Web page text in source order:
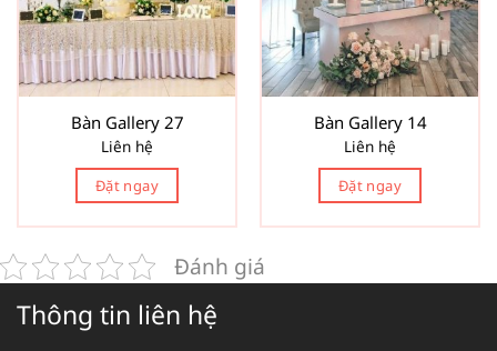
Bàn Gallery 27
Liên hệ
Đặt ngay
Bàn Gallery 14
Liên hệ
Đặt ngay
Đánh giá
Thông tin liên hệ